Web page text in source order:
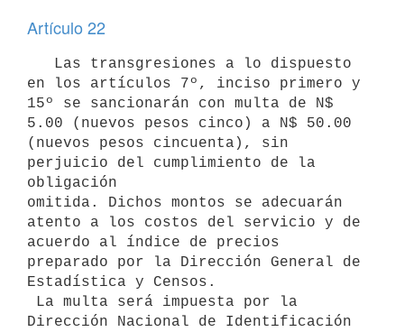
Artículo 22
en los artículos 7º, inciso primero y
15º se sancionarán con multa de N$
5.00 (nuevos pesos cinco) a N$ 50.00
(nuevos pesos cincuenta), sin
perjuicio del cumplimiento de la
obligación
omitida. Dichos montos se adecuarán
atento a los costos del servicio y de
acuerdo al índice de precios
preparado por la Dirección General de
Estadística y Censos.
Dirección Nacional de Identificación